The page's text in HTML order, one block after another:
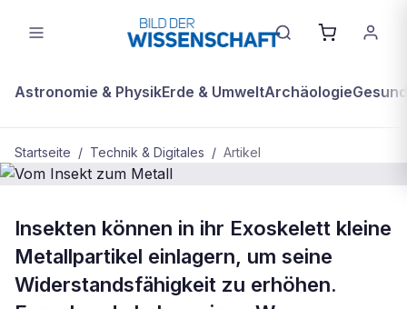
Astronomie & PhysikErde & UmweltArchäologie
Startseite / Technik & Digitales / Artikel
Vom Insekt zum Metall
Insekten können in ihr Exoskelett kleine
Metallpartikel einlagern, um seine
Widerstandsfähigkeit zu erhöhen.